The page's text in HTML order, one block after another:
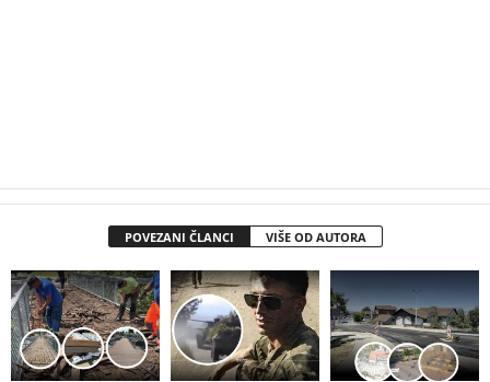
POVEZANI ČLANCI VIŠE OD AUTORA